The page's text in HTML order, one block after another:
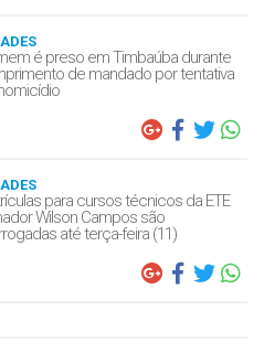
é preso em Timbaúba durante
de mandado por tentativa
para cursos técnicos da ETE
Wilson Campos são
até terça-feira (11)